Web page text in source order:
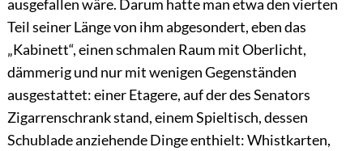
ausgefallen wäre. Darum hatte man etwa den vierten
Teil seiner Länge von ihm abgesondert, eben das
„Kabinett“, einen schmalen Raum mit Oberlicht,
dämmerig und nur mit wenigen Gegenständen
ausgestattet: einer Etagere, auf der des Senators
Zigarrenschrank stand, einem Spieltisch, dessen
Schublade anziehende Dinge enthielt: Whistkarten,